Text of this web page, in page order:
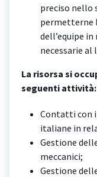
preciso nello
permetterne
dell’equipe
necessarie
La risorsa si
seguenti attività:
Contatti con i
italiane in
Gestione
meccanici;
Gestione